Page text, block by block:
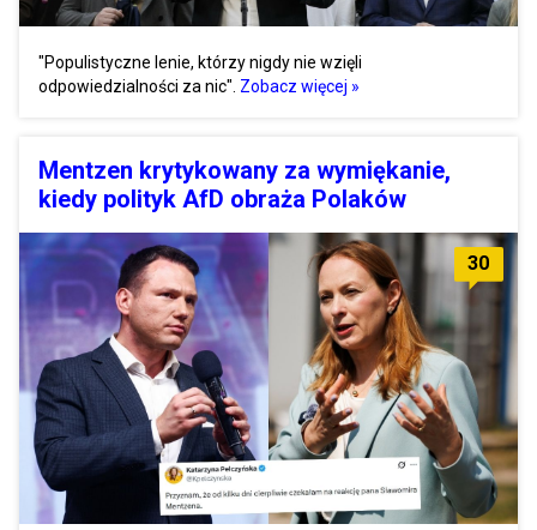
"Populistyczne lenie, którzy nigdy nie wzięli
odpowiedzialności za nic". Zobacz więcej »
Mentzen krytykowany za wymiękanie,
kiedy polityk AfD obraża Polaków
30